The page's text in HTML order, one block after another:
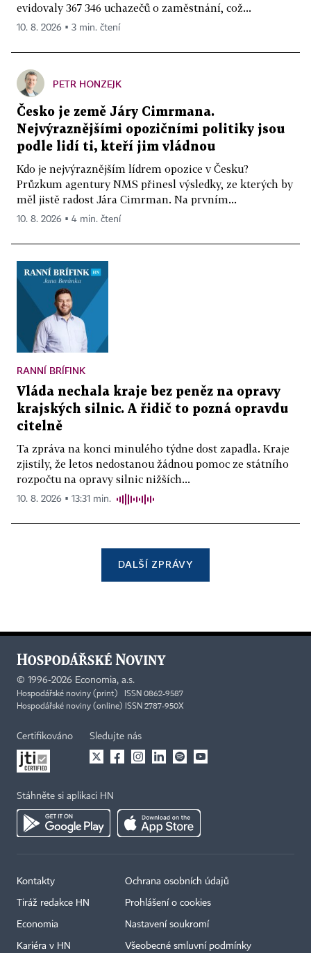
evidovaly 367 346 uchazečů o zaměstnání, což...
10. 8. 2026 ▪ 3 min. čtení
PETR HONZEJK
Česko je země Járy Cimrmana.
Nejvýraznějšími opozičními politiky jsou
podle lidí ti, kteří jim vládnou
Kdo je nejvýraznějším lídrem opozice v Česku?
Průzkum agentury NMS přinesl výsledky, ze kterých by
měl jistě radost Jára Cimrman. Na prvním...
10. 8. 2026 ▪ 4 min. čtení
RANNÍ BRÍFINK
Vláda nechala kraje bez peněz na opravy
krajských silnic. A řidič to pozná opravdu
citelně
Ta zpráva na konci minulého týdne dost zapadla. Kraje
zjistily, že letos nedostanou žádnou pomoc ze státního
rozpočtu na opravy silnic nižších...
10. 8. 2026 ▪ 13:31 min.
DALŠÍ ZPRÁVY
© 1996-2026 Economia, a.s.
Hospodářské noviny (print) ISSN 0862-9587
Hospodářské noviny (online) ISSN 2787-950X
Certifikováno Sledujte nás
Stáhněte si aplikaci HN
Kontakty
Tiráž redakce HN
Economia
Kariéra v HN
Ochrana osobních údajů
Prohlášení o cookies
Nastavení soukromí
Všeobecné smluvní podmínky